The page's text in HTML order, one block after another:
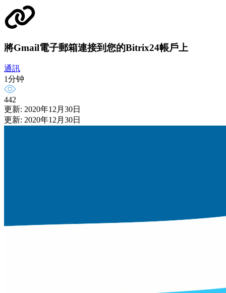
將Gmail電子郵箱連接到您的Bitrix24帳戶上
通訊
1分钟
442
更新: 2020年12月30日
更新: 2020年12月30日